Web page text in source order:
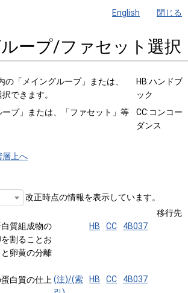
English 閉じる
ープ/ファセット選択
の「メイングループ」または、
できます。
HB:ハンドブ
ック
プ」または、「ファセット」等
CC:コンコー
ダンス
層上へ
改正時点の情報を表示しています。
移行先
質組成物の
割ることお
卵黄の分離
HB CC 4B037
白質の仕上 (注)/(索
HB CC 4B037